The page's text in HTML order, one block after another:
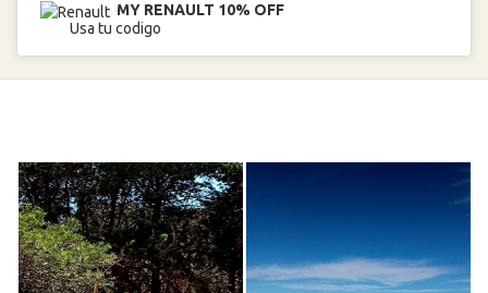
MY RENAULT 10% OFF
Usa tu codigo
AR$6.000,00 SKU
ALQ
TBLS
AND